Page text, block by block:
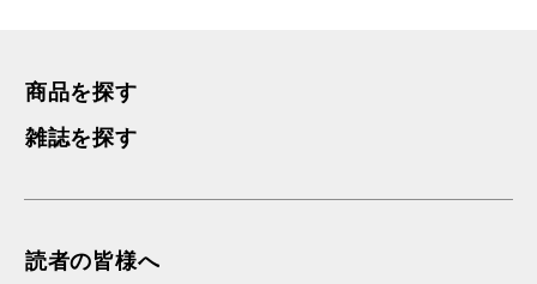
商品を探す
雑誌を探す
読者の皆様へ